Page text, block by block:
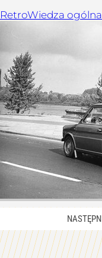
RetroWiedza ogólna